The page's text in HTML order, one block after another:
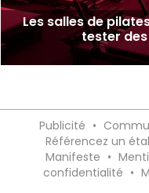
Les salles de
tester
Publicité •
Référencez un
Manifeste •
confidentialité •